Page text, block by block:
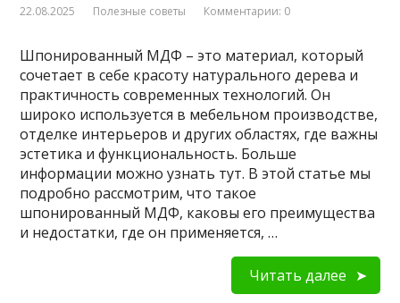
22.08.2025 Полезные советы Комментарии: 0
Шпонированный МДФ – это материал, который
сочетает в себе красоту натурального дерева и
практичность современных технологий. Он
широко используется в мебельном производстве,
отделке интерьеров и других областях, где важны
эстетика и функциональность. Больше
информации можно узнать тут. В этой статье мы
подробно рассмотрим, что такое
шпонированный МДФ, каковы его преимущества
и недостатки, где он применяется, …
Читать далее